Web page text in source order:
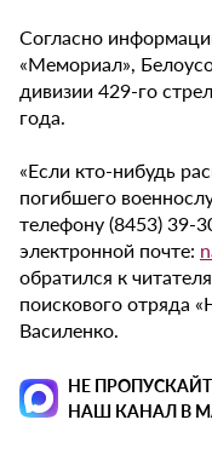
Согласно
«Мемориал»,
дивизии 429-го
года.
«Если кто-нибудь
погибшего
телефону (8453) 39-
электронной почте:
обратился к
поискового отряда
Василенко.
НЕ
НАШ КАНАЛ В